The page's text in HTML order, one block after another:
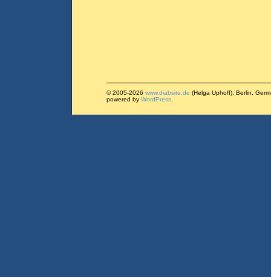
© 2005-2026 www.diabsite.de (Helga Uphoff), Berlin,
powered by WordPress.